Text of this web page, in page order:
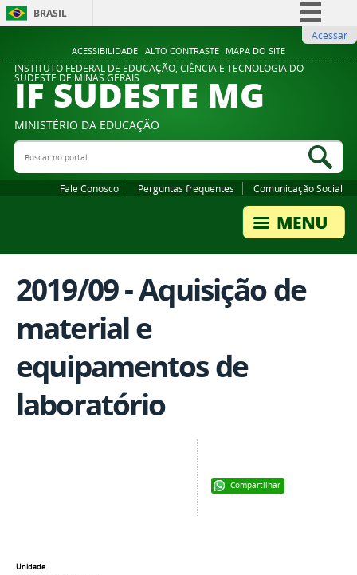
ACESSIBILIDADE ALTO CONTRASTE MAPA DO SITE
BRASIL
Comunica BR
Participe
Legislação
Acessar
INSTITUTO FEDERAL DE EDUCAÇÃO, CIÊNCIA E TECNOLOGIA DO
SUDESTE DE MINAS GERAIS
IF SUDESTE MG
MINISTÉRIO DA EDUCAÇÃO
Buscar no portal
Fale Conosco Perguntas frequentes Comunicação Social
2019/09 - Aquisição de
material e
equipamentos de
laboratório
Compartilhar
Unidade